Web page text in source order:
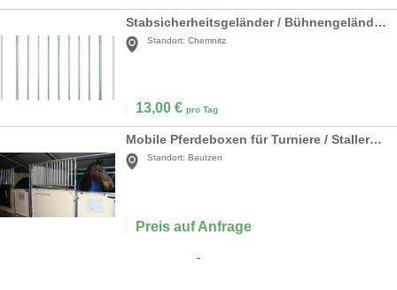
Stabsicherheitsgeländer / Bühnengeländer für Nivtec höhe 110cm breite 85cm
Standort: Chemnitz
13,00 € pro Tag
Mobile Pferdeboxen für Turniere / Stallerweiterung
Standort: Bautzen
Preis auf Anfrage